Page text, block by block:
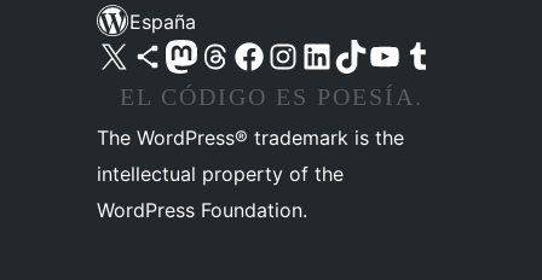
España
Visita nuestra cuenta de X (anteriormente Twitter)
Visita nuestra cuenta de Bluesky
Visita nuestra cuenta de Mastodon
Visita nuestra cuenta de Threads
Visita nuestra página de Facebook
Visita nuestra cuenta de Instagram
Visita nuestra cuenta de LinkedIn
Visita nuestra cuenta de TikTok
Visita nuestro canal de YouTube
Visita nuestra cuenta de Tumblr
EL CÓDIGO ES POESÍA.
The WordPress® trademark is the
intellectual property of the
WordPress Foundation.